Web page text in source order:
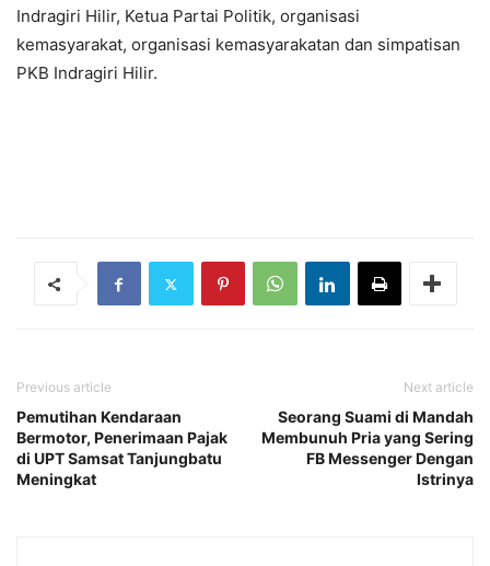
Indragiri Hilir, Ketua Partai Politik, organisasi
kemasyarakat, organisasi kemasyarakatan dan simpatisan
PKB Indragiri Hilir.
Previous article
Pemutihan Kendaraan
Bermotor, Penerimaan Pajak
di UPT Samsat Tanjungbatu
Meningkat
Next article
Seorang Suami di Mandah
Membunuh Pria yang Sering
FB Messenger Dengan
Istrinya